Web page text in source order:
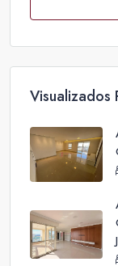
Visualizados